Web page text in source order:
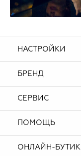
НАСТРОЙКИ
БРЕНД
СЕРВИС
ПОМОЩЬ
ОНЛАЙН-БУТИК